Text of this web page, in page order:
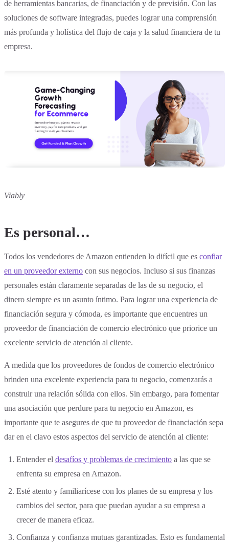
de herramientas bancarias, de financiación y de previsión. Con las
soluciones de software integradas, puedes lograr una comprensión
más profunda y holística del flujo de caja y la salud financiera de tu
empresa.
Viably
Es personal…
Todos los vendedores de Amazon entienden lo difícil que es confiar
en un proveedor externo con sus negocios. Incluso si sus finanzas
personales están claramente separadas de las de su negocio, el
dinero siempre es un asunto íntimo. Para lograr una experiencia de
financiación segura y cómoda, es importante que encuentres un
proveedor de financiación de comercio electrónico que priorice un
excelente servicio de atención al cliente.
A medida que los proveedores de fondos de comercio electrónico
brinden una excelente experiencia para tu negocio, comenzarás a
construir una relación sólida con ellos. Sin embargo, para fomentar
una asociación que perdure para tu negocio en Amazon, es
importante que te asegures de que tu proveedor de financiación sepa
dar en el clavo estos aspectos del servicio de atención al cliente:
Entender el desafíos y problemas de crecimiento a las que se
enfrenta su empresa en Amazon.
Esté atento y familiarícese con los planes de su empresa y los
cambios del sector, para que puedan ayudar a su empresa a
crecer de manera eficaz.
Confianza y confianza mutuas garantizadas. Esto es fundamental